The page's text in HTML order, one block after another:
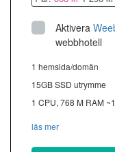
Aktivera
webbhotell
1 hemsida/domän
15GB SSD utrymme
1 CPU, 768 M RAM
läs mer